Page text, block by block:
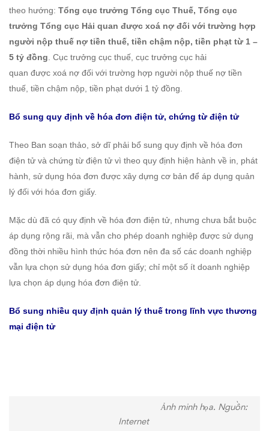
theo hướng: Tổng cục trưởng Tổng cục Thuế, Tổng cục
trưởng Tổng cục Hải quan được xoá nợ đối với trường hợp
người nộp thuế nợ tiền thuế, tiền chậm nộp, tiền phạt từ 1 –
5 tỷ đồng . Cục trưởng cục thuế, cục trưởng cục hải
quan được xoá nợ đối với trường hợp người nộp thuế nợ tiền
thuế, tiền chậm nộp, tiền phạt dưới 1 tỷ đồng.
Bổ sung quy định về hóa đơn điện tử, chứng từ điện tử
Theo Ban soạn thảo, sở dĩ phải bổ sung quy định về hóa đơn
điện tử và chứng từ điện tử vì theo quy định hiện hành về in, phát
hành, sử dụng hóa đơn được xây dựng cơ bản để áp dụng quản
lý đối với hóa đơn giấy.
Mặc dù đã có quy định về hóa đơn điện tử, nhưng chưa bắt buộc
áp dụng rộng rãi, mà vẫn cho phép doanh nghiệp được sử dụng
đồng thời nhiều hình thức hóa đơn nên đa số các doanh nghiệp
vẫn lựa chọn sử dụng hóa đơn giấy; chỉ một số ít doanh nghiệp
lựa chọn áp dụng hóa đơn điện tử.
Bổ sung nhiều quy định quản lý thuế trong lĩnh vực thương
mại điện tử
Ảnh minh họa. Nguồn:
Internet